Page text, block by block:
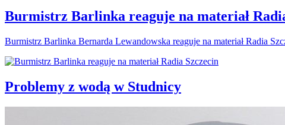
Burmistrz Barlinka reaguje na materiał
Burmistrz Barlinka Bernarda Lewandowska reaguje na materiał Radia
Problemy z wodą w Studnicy